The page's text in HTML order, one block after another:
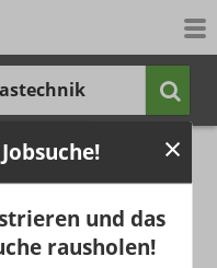
-
3.124 €
25%
Monat
und das
rausholen!